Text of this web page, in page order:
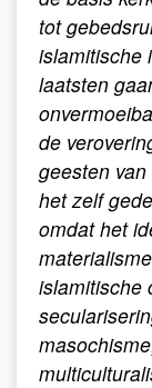
tot
islamitische
laatsten
de
geesten
het zelf
omdat het
islamitische